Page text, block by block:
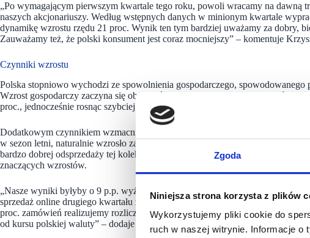
Zgoda
Niniejsza strona korzysta z plików
Wykorzystujemy pliki cookie do
ruch w naszej witrynie. Informacje o
„Po wymagającym pierwszym kwartale tego roku, powoli wracamy na dawną
naszych akcjonariuszy. Według wstępnych danych w minionym kwartale
dynamikę wzrostu rzędu 21 proc. Wynik ten tym bardziej uważamy za dobry,
Zauważamy też, że polski konsument jest coraz mocniejszy” – komentuje
Czynniki wzrostu
Polska stopniowo wychodzi ze spowolnienia gospodarczego,
Wzrost gospodarczy zaczyna się objawiać w wyższych zarobkach Polaków.
proc., jednocześnie rosnąc szybciej niż inflacja o 10 p.p., co bezpośrednio
Dodatkowym czynnikiem wzmacniającym sprzedaż były rekordowe
w sezon letni, naturalnie wzrosło zainteresowanie konsumentów kolekcją
bardzo dobrej odsprzedaży tej kolekcji, której jakość, odpowiednia selekcja
znaczących wzrostów.
„Nasze wyniki byłyby o 9 p.p. wyższe, gdyby nie aprecjacja polskiego złotego
sprzedaż online drugiego kwartału zamknęlibyśmy z wynikiem o 30 proc.
proc. zamówień realizujemy rozliczając się w zagranicznych walutach. W
od kursu polskiej waluty” – dodaje Jacek Dziaduś, Wiceprezes Zarządu ds.